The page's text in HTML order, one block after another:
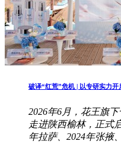
破译“红荒”危机 | 以专研实力
2026年6月，花王旗
走进陕西榆林，正式
年拉萨、2024年张掖